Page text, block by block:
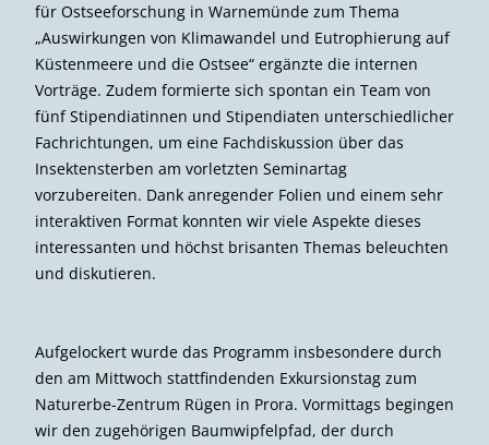
für Ostseeforschung in Warnemünde zum Thema
„Auswirkungen von Klimawandel und Eutrophierung auf
Küstenmeere und die Ostsee“ ergänzte die internen
Vorträge. Zudem formierte sich spontan ein Team von
fünf Stipendiatinnen und Stipendiaten unterschiedlicher
Fachrichtungen, um eine Fachdiskussion über das
Insektensterben am vorletzten Seminartag
vorzubereiten. Dank anregender Folien und einem sehr
interaktiven Format konnten wir viele Aspekte dieses
interessanten und höchst brisanten Themas beleuchten
und diskutieren.
Aufgelockert wurde das Programm insbesondere durch
den am Mittwoch stattfindenden Exkursionstag zum
Naturerbe-Zentrum Rügen in Prora. Vormittags begingen
wir den zugehörigen Baumwipfelpfad, der durch